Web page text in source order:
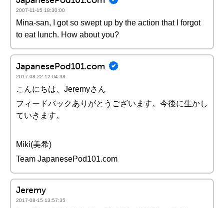
2007-11-15 18:30:00
Mina-san, I got so swept up by the action that I forgot
to eat lunch. How about you?
JapanesePod101.com
2017-08-22 12:04:38
こんにちは、Jeremyさん
フィードバックありがとうございます。今後に生かし
ていきます。
Miki(美希)
Team JapanesePod101.com
Jeremy
2017-08-15 13:57:35